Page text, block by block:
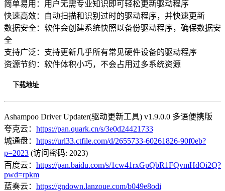
简单易用：用户无需专业知识即可轻松更新驱动程序
快速高效：自动扫描和识别过时的驱动程序，并快速更新
数据安全：软件会创建系统快照以备份驱动程序，确保数据安
全
支持广泛：支持更新几乎所有常见硬件设备的驱动程序
资源节约：软件体积小巧，不会占用过多系统资源
下载地址
Ashampoo Driver Updater(驱动更新工具) v1.9.0.0 多语便携版
夸克云： https://pan.quark.cn/s/3e0d24421733
城通盘： https://url33.ctfile.com/d/2655733-60261826-90f0eb?
p=2023 (访问密码: 2023)
百度云： https://pan.baidu.com/s/1cw41rxGpQbR1FQvmHdOi2Q?
pwd=rpkm
蓝奏云： https://gndown.lanzoue.com/b049e8odi